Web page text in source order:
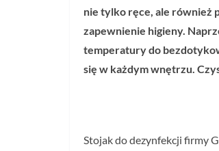
nie tylko ręce, ale również
zapewnienie higieny.
temperatury do
się w każdym wnętrzu.
Stojak do dezynfekcji firmy